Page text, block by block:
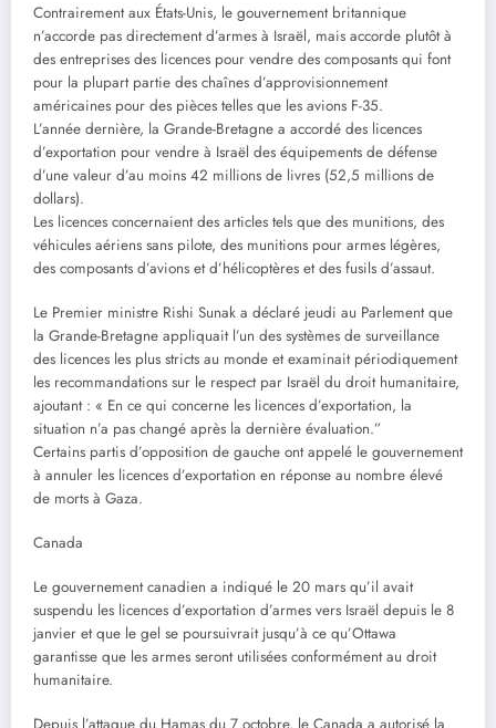
Contrairement aux États-Unis, le gouvernement britannique
n’accorde pas directement d’armes à Israël, mais accorde plutôt à
des entreprises des licences pour vendre des composants qui font
pour la plupart partie des chaînes d’approvisionnement
américaines pour des pièces telles que les avions F-35.
L’année dernière, la Grande-Bretagne a accordé des licences
d’exportation pour vendre à Israël des équipements de défense
d’une valeur d’au moins 42 millions de livres (52,5 millions de
dollars).
Les licences concernaient des articles tels que des munitions, des
véhicules aériens sans pilote, des munitions pour armes légères,
des composants d’avions et d’hélicoptères et des fusils d’assaut.
Le Premier ministre Rishi Sunak a déclaré jeudi au Parlement que
la Grande-Bretagne appliquait l’un des systèmes de surveillance
des licences les plus stricts au monde et examinait périodiquement
les recommandations sur le respect par Israël du droit humanitaire,
ajoutant : « En ce qui concerne les licences d’exportation, la
situation n’a pas changé après la dernière évaluation.”
Certains partis d’opposition de gauche ont appelé le gouvernement
à annuler les licences d’exportation en réponse au nombre élevé
de morts à Gaza.
Canada
Le gouvernement canadien a indiqué le 20 mars qu’il avait
suspendu les licences d’exportation d’armes vers Israël depuis le 8
janvier et que le gel se poursuivrait jusqu’à ce qu’Ottawa
garantisse que les armes seront utilisées conformément au droit
humanitaire.